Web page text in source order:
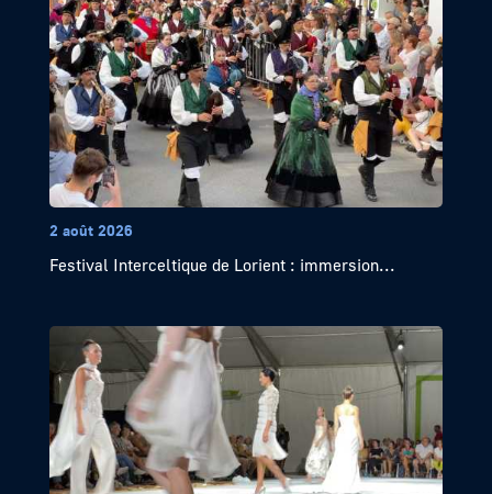
2 août 2026
Festival Interceltique de Lorient : immersion...